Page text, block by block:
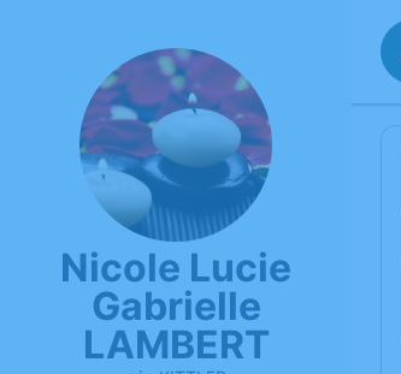
Nicole Lucie
Gabrielle
LAMBERT